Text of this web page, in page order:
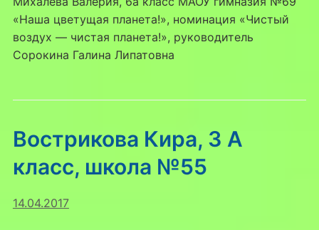
«Наша цветущая планета!», номинация «Чистый
воздух — чистая планета!», руководитель
Сорокина Галина Липатовна
Вострикова Кира, 3 А
класс, школа №55
14.04.2017